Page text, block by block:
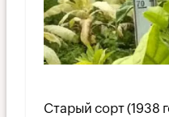
Старый сорт (1938